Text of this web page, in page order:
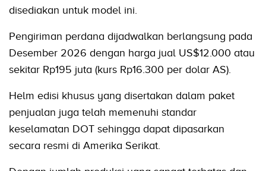
disediakan untuk model ini.
Pengiriman perdana dijadwalkan berlangsung pada
Desember 2026 dengan harga jual US$12.000 atau
sekitar Rp195 juta (kurs Rp16.300 per dolar AS).
Helm edisi khusus yang disertakan dalam paket
penjualan juga telah memenuhi standar
keselamatan DOT sehingga dapat dipasarkan
secara resmi di Amerika Serikat.